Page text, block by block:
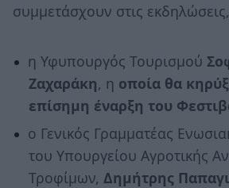
συμμετάσχουν στις εκδηλώσεις,
η Υφυπουργός Τουρισμού
Ζαχαράκη, η οποία θα
επίσημη έναρξη του
ο Γενικός Γραμματέας
του Υπουργείου Αγροτικής
Τροφίμων, Δημήτρης